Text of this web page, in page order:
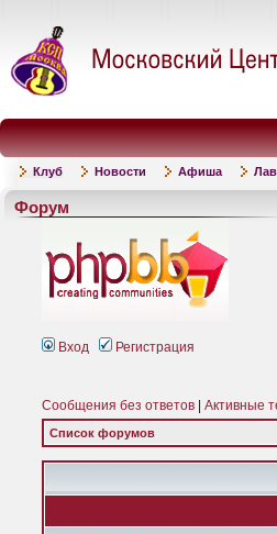
Клуб Новости Афиша
Форум
Вход Регистрация
Сообщения без ответов Активные
Список форумов